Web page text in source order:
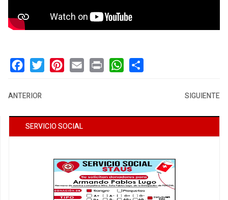
ANTERIOR SIGUIENTE
SERVICIO SOCIAL